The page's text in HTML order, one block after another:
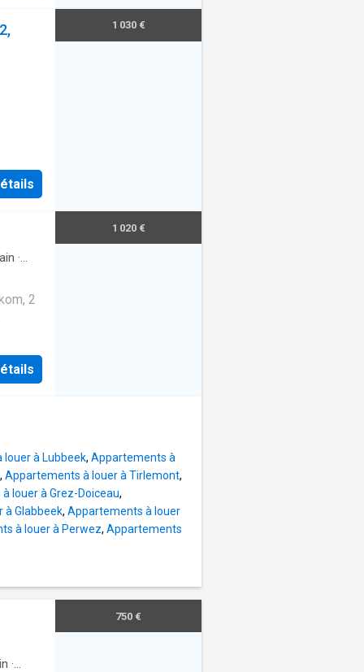
1 030 €
·
2
Dit
het
een
de
op
in het
1 020 €
à Lubbeek, Appartements à
, Appartements à louer à Tirlemont,
louer à Grez-Doiceau,
à Glabbeek, Appartements à louer
à louer à Perwez, Appartements
·
750 €